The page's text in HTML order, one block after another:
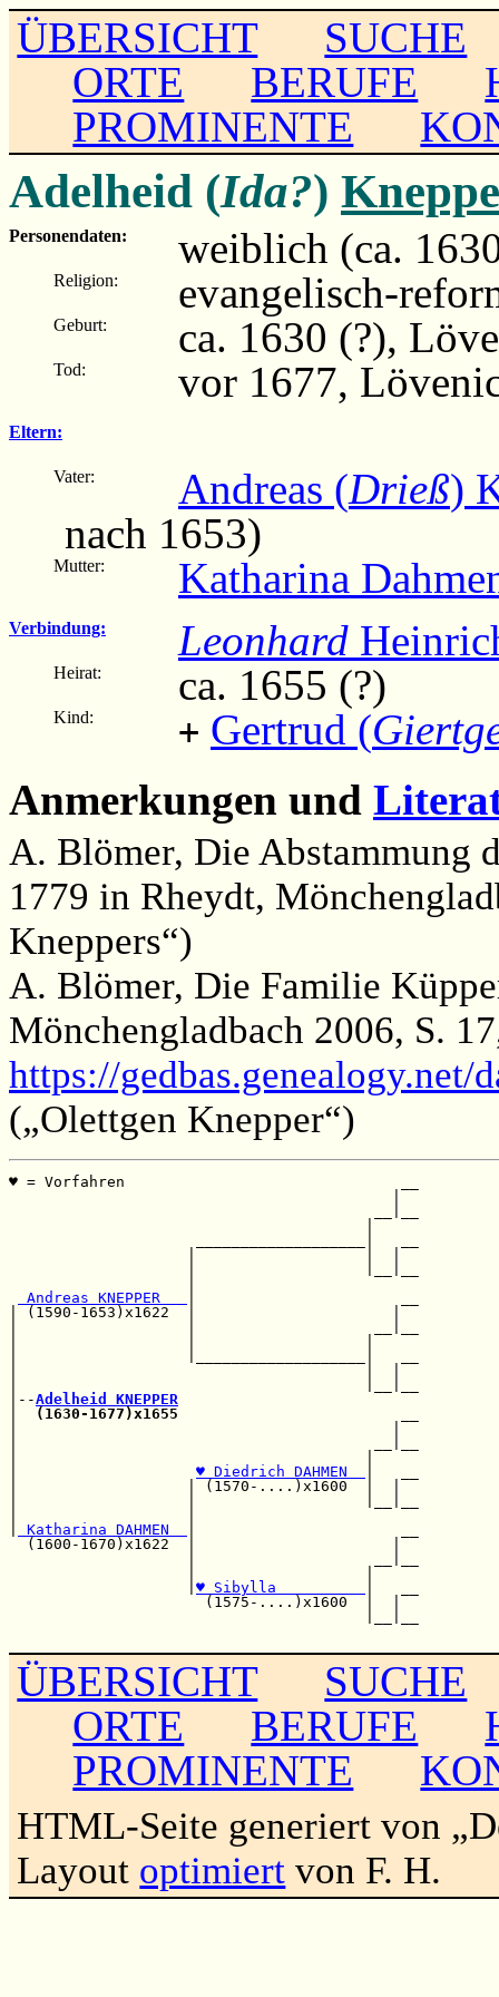
ÜBERSICHT
SUCHE
ORTE
BERUFE
PROMINENTE
Adelheid (Ida?)
Personendaten: weiblich (ca.
Religion: evangelisch-
Geburt: ca. 1630 (?),
Tod: vor 1677,
Eltern:
Vater: Andreas (Drieß)
nach 1653)
Mutter: Katharina
Verbindung: Leonhard
Heirat: ca. 1655 (?)
Kind: + Gertrud (
Anmerkungen und
A. Blömer, Die Abstammung
1779 in Rheydt,
Kneppers“)
A. Blömer, Die Familie
Mönchengladbach 2006, S.
https://gedbas.genealogy.net/
(„Olettgen Knepper“)
♥ = Vorfahren                               __
Andreas KNEPPER
| (1590-1653)x1622  |                      |
|--Adelheid KNEPPER
(1630-1677)x1655
♥ Diedrich DAHMEN
|                   | (1570-....)x1600  |  |
Katharina DAHMEN
  (1600-1670)x1622  |                      |
♥ Sibylla
                      (1575-....)x1600  |  |
ÜBERSICHT
SUCHE
ORTE
BERUFE
PROMINENTE
HTML-Seite generiert von
Layout optimiert von F. H.